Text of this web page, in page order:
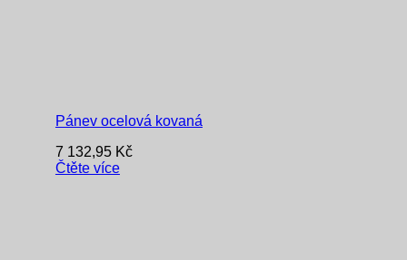
Pánev ocelová kovaná
7 132,95 Kč
Čtěte více